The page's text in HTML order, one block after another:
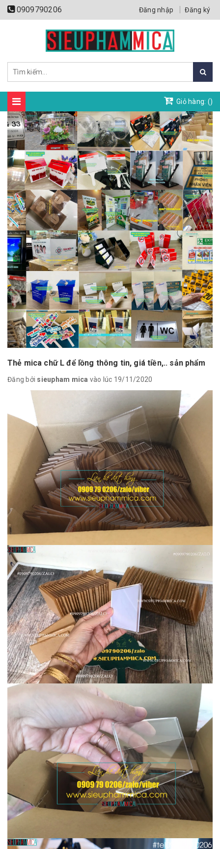
0909790206 Đăng nhập Đăng ký
Giỏ hàng: ()
Thẻ mica chữ L để lồng thông tin, giá tiền,.. sản phẩm
Đăng bởi sieupham mica vào lúc 19/11/2020